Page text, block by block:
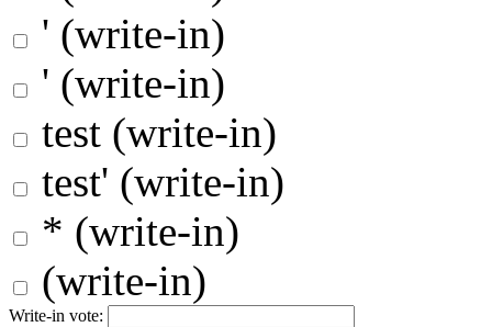
' (write-in)
' (write-in)
test (write-in)
test' (write-in)
* (write-in)
(write-in)
Write-in vote: